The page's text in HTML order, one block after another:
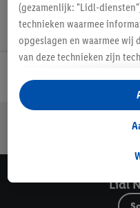
Jouw voordelen bij ons als
Lidl
(gezamenlijk: "Lidl-
technieken waarmee
opgeslagen en waarmee wij
van deze technieken zijn
opslaan van
analyseren van statistieken
gepersonaliseerde reclame
gegevens over jouw
Als je hier toestemming